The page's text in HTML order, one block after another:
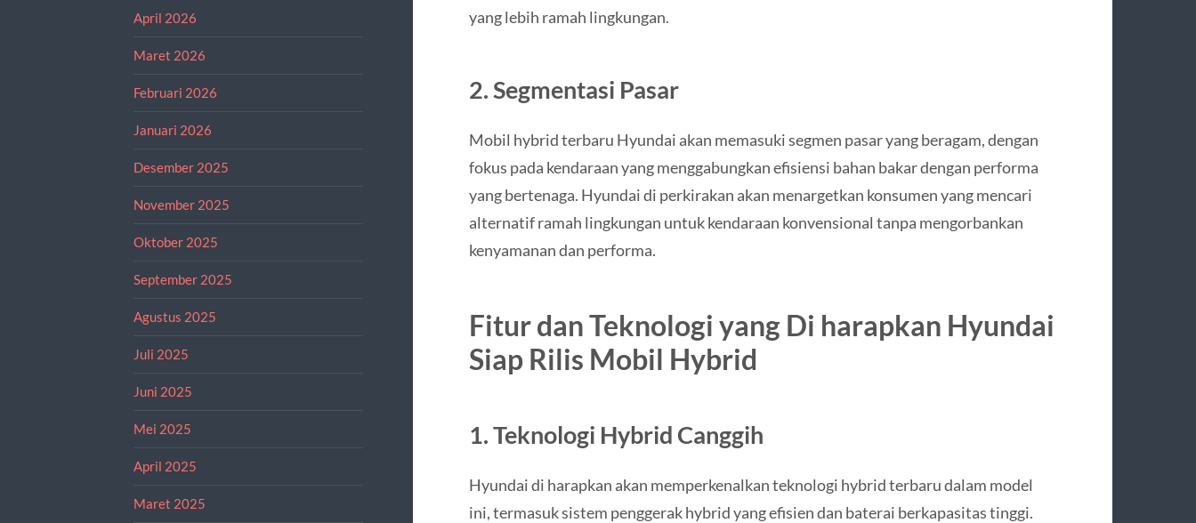
April 2026
Maret 2026
Februari 2026
Januari 2026
Desember 2025
November 2025
Oktober 2025
September 2025
Agustus 2025
Juli 2025
Juni 2025
Mei 2025
April 2025
Maret 2025
yang lebih ramah lingkungan.
2.Segmentasi Pasar
Mobil hybrid terbaru Hyundai akan memasuki segmen pasar yang beragam, dengan
fokus pada kendaraan yang menggabungkan efisiensi bahan bakar dengan performa
yang bertenaga. Hyundai di perkirakan akan menargetkan konsumen yang mencari
alternatif ramah lingkungan untuk kendaraan konvensional tanpa mengorbankan
kenyamanan dan performa.
Fitur dan Teknologi yang Di harapkan Hyundai
Siap Rilis Mobil Hybrid
1.Teknologi Hybrid Canggih
Hyundai di harapkan akan memperkenalkan teknologi hybrid terbaru dalam model
ini, termasuk sistem penggerak hybrid yang efisien dan baterai berkapasitas tinggi.